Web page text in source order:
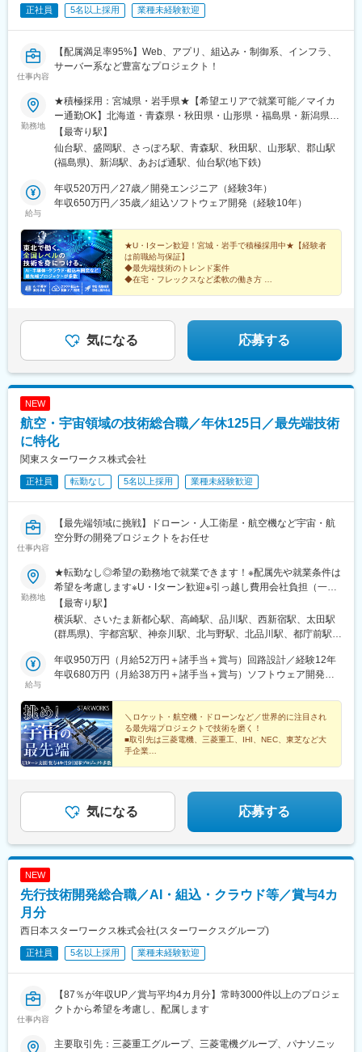
正社員 5名以上採用 業種未経験歓迎
仕事内容
【配属満足率95%】Web、アプリ、組込み・制御系、インフラ、
サーバー系など豊富なプロジェクト！
勤務地
★積極採用：宮城県・岩手県★【希望エリアで就業可能／マイカ
ー通勤OK】北海道・青森県・秋田県・山形県・福島県・新潟県在
宅勤務可能なPJあり！エリア内のPJに就業※U・Iターン歓迎※受動
喫煙対策あり【事業拠点】■本社（仙台テクニカルセンター）／宮
城県仙台市■盛岡テクニカルセンター／岩手県盛岡市■札幌サテラ
イト／秋田県秋田市■山形サテライト／山形県山形市■郡山サテラ
イト／福島県郡山市駅■新潟サテライト／新潟県新潟市【スターワ
体・宇宙・防衛・クラウドなど成長産業案件多数◎希望勤務地を
最大限考慮◎U・Iターン歓迎◎年間休日125日◎前職給与保証◎
東北エリアで長期的なキャリア形成が可能◎要件定義・設計など
上流工程へのチャレンジ可能◎大手メーカー・研究開発プロジェ
クト多数当社は、AI・半導体・宇宙・防衛など、次の10年を支え
価値向上を支援しています。
【最寄り駅】
仙台駅、盛岡駅、さっぽろ駅、青森駅、秋田駅、山形駅、郡山駅
(福島県)、新潟駅、あおば通駅、仙台駅(地下鉄)
給与
年収520万円／27歳／開発エンジニア（経験3年）
年収650万円／35歳／組込ソフトウェア開発（経験10年）
★U・Iターン歓迎！宮城・岩手で積極採用中★【経験者
は前職給与保証】
◆最先端技術のトレンド案件
◆在宅・フレックスなど柔軟の働き方
気になる 応募する
NEW
航空・宇宙領域の技術総合職／年休125日／最先端技術
に特化
関東スターワークス株式会社
正社員 転勤なし 5名以上採用 業種未経験歓迎
仕事内容
【最先端領域に挑戦】ドローン・人工衛星・航空機など宇宙・航
空分野の開発プロジェクトをお任せ
勤務地
★転勤なし◎希望の勤務地で就業できます！※配属先や就業条件は
希望を考慮します※U・Iターン歓迎※引っ越し費用会社負担（一部
規定あり）※借り上げ社宅制度あり（家族・単身とも可）【勤務地
エリア】東京都、神奈川県、埼玉県、群馬県、栃木県、千葉県、
茨城県※受動喫煙対策：禁煙（配属先企業による）【事業拠点】■
浜イーストスクエア3F■東京テクニカルセンター埼玉県さいたま
市大宮区吉敷町4ｰ262ｰ16 マルキユービル７F■群馬テクニカルセ
ィス東京都港区港南2-15-1 品川インターシティA棟28F■新宿オフ
ィス東京都新宿区西新宿6-1-10-1 日土地西新宿ビル8階■太田オフ
ィス群馬県太田市西矢島町714-1■宇都宮オフィス栃木県宇都宮市
大通り5丁目1-11
【最寄り駅】
横浜駅、さいたま新都心駅、高崎駅、品川駅、西新宿駅、太田駅
(群馬県)、宇都宮駅、神奈川駅、北与野駅、北品川駅、都庁前駅、
給与
年収950万円（月給52万円＋諸手当＋賞与）回路設計／経験12年
年収680万円（月給38万円＋諸手当＋賞与）ソフトウェア開発／
＼ロケット・航空機・ドローンなど／世界的に注目され
る最先端プロジェクトで技術を磨く！
■取引先は三菱電機、三菱重工、IHI、NEC、東芝など大
手企業
気になる 応募する
NEW
先行技術開発総合職／AI・組込・クラウド等／賞与4カ
月分
西日本スターワークス株式会社(スターワークスグループ)
正社員 5名以上採用 業種未経験歓迎
仕事内容
【87％が年収UP／賞与平均4カ月分】常時3000件以上のプロジェ
クトから希望を考慮し、配属します
主要取引先：三菱重工グループ、三菱電機グループ、パナソニッ